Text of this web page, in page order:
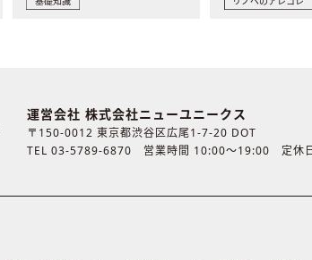
運営会社 株式会社ニューユニークス
〒150-0012 東京都渋谷区広尾1-7-20 DOT
TEL 03-5789-6870 営業時間 10:00〜19:00 定休